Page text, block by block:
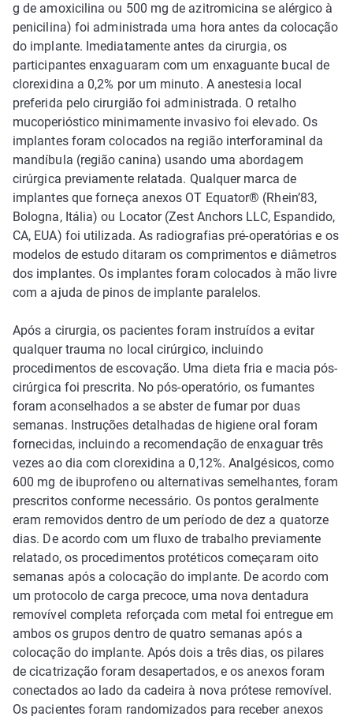
g de amoxicilina ou 500 mg de azitromicina se alérgico à
penicilina) foi administrada uma hora antes da colocação
do implante. Imediatamente antes da cirurgia, os
participantes enxaguaram com um enxaguante bucal de
clorexidina a 0,2% por um minuto. A anestesia local
preferida pelo cirurgião foi administrada. O retalho
mucoperióstico minimamente invasivo foi elevado. Os
implantes foram colocados na região interforaminal da
mandíbula (região canina) usando uma abordagem
cirúrgica previamente relatada. Qualquer marca de
implantes que forneça anexos OT Equator® (Rhein’83,
Bologna, Itália) ou Locator (Zest Anchors LLC, Espandido,
CA, EUA) foi utilizada. As radiografias pré-operatórias e os
modelos de estudo ditaram os comprimentos e diâmetros
dos implantes. Os implantes foram colocados à mão livre
com a ajuda de pinos de implante paralelos.
Após a cirurgia, os pacientes foram instruídos a evitar
qualquer trauma no local cirúrgico, incluindo
procedimentos de escovação. Uma dieta fria e macia pós-
cirúrgica foi prescrita. No pós-operatório, os fumantes
foram aconselhados a se abster de fumar por duas
semanas. Instruções detalhadas de higiene oral foram
fornecidas, incluindo a recomendação de enxaguar três
vezes ao dia com clorexidina a 0,12%. Analgésicos, como
600 mg de ibuprofeno ou alternativas semelhantes, foram
prescritos conforme necessário. Os pontos geralmente
eram removidos dentro de um período de dez a quatorze
dias. De acordo com um fluxo de trabalho previamente
relatado, os procedimentos protéticos começaram oito
semanas após a colocação do implante. De acordo com
um protocolo de carga precoce, uma nova dentadura
removível completa reforçada com metal foi entregue em
ambos os grupos dentro de quatro semanas após a
colocação do implante. Após dois a três dias, os pilares
de cicatrização foram desapertados, e os anexos foram
conectados ao lado da cadeira à nova prótese removível.
Os pacientes foram randomizados para receber anexos